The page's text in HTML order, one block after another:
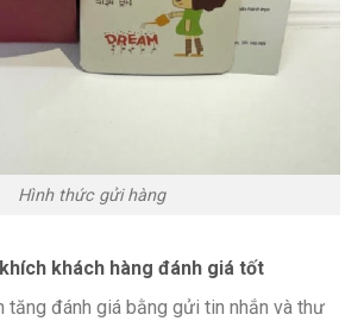
Hình thức gửi hàng
khách hàng đánh giá tốt
tăng đánh giá bằng gửi tin nhắn và thư